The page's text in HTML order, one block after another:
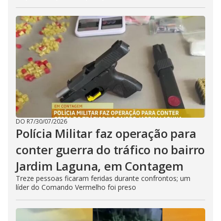
DO R7/30/07/2026
Polícia Militar faz operação para
conter guerra do tráfico no bairro
Jardim Laguna, em Contagem
Treze pessoas ficaram feridas durante confrontos; um
líder do Comando Vermelho foi preso